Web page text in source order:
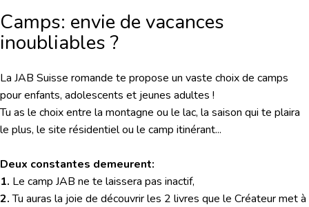
Camps: envie de vacances
inoubliables ?
La JAB Suisse romande te propose un vaste choix de camps
pour enfants, adolescents et jeunes adultes !
Tu as le choix entre la montagne ou le lac, la saison qui te plaira
le plus, le site résidentiel ou le camp itinérant...
Deux constantes demeurent:
1. Le camp JAB ne te laissera pas inactif,
2.Tu auras la joie de découvrir les 2 livres que le Créateur met à